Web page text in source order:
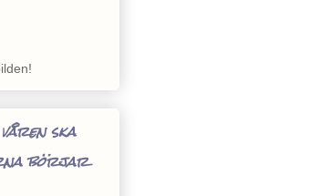
ska
börjar